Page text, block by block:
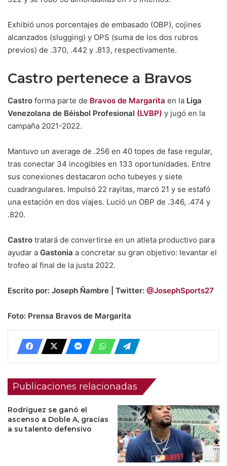
Exhibió unos porcentajes de embasado (OBP), cojines
alcanzados (slugging) y OPS (suma de los dos rubros
previos) de .370, .442 y .813, respectivamente.
Castro pertenece a Bravos
Castro forma parte de Bravos de Margarita en la Liga
Venezolana de Béisbol Profesional (LVBP) y jugó en la
campaña 2021-2022.
Mantuvo un average de .256 en 40 topes de fase regular,
tras conectar 34 incogibles en 133 oportunidades. Entre
sus conexiones destacaron ocho tubeyes y siete
cuadrangulares. Impulsó 22 rayitas, marcó 21 y se estafó
una estación en dos viajes. Lució un OBP de .346, .474 y
.820.
Castro tratará de convertirse en un atleta productivo para
ayudar a Gastonia a concretar su gran objetivo: levantar el
trofeo al final de la justa 2022.
Escrito por: Joseph Ñambre | Twitter: @JosephSports27
Foto: Prensa Bravos de Margarita
Publicaciones relacionadas
Rodríguez se ganó el
ascenso a Doble A, gracias
a su talento defensivo